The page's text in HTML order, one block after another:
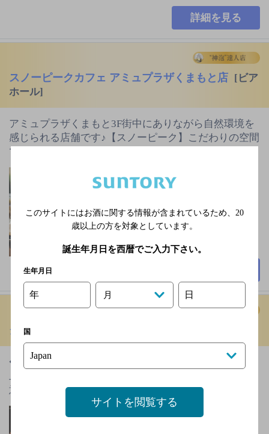
詳細を見る
スノーピークカフェ アミュプラザくまもと店 [ビア
ホール]
アミュプラザくまもと3F街中にありながら自然環境を
感じられる店舗です♪【スノーピーク】こだわりの空間
でオ…
ＪＲ 熊本駅 徒歩1分
不定休日あり
3,000円以上～5,000円未
満
グリル 末松
◆【通町筋駅 徒歩5分】◆厳選肉を絶妙な加減で焼き
上げたステーキが自慢のお店◆飲み放題コースもご用
意◎各種ご宴会…
熊本市電 通町筋駅 徒歩
このサイトにはお酒に関する情報が含まれているため、 20
歳以上の方を対象としています。
誕生年月日を西暦でご入力下さい。
生年月日
年 月 日
国
サイトを閲覧する